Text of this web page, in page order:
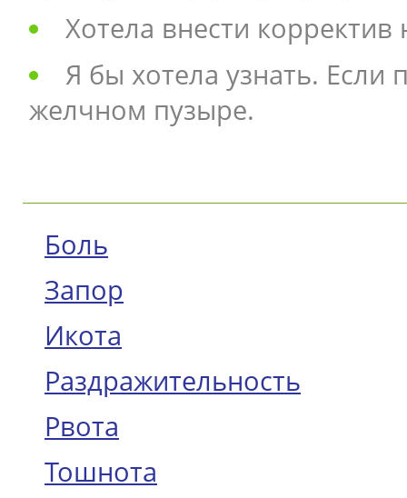
Хотела внести
Я бы хотела узнать. Если
желчном пузыре.
Боль
Запор
Икота
Раздражительность
Рвота
Тошнота